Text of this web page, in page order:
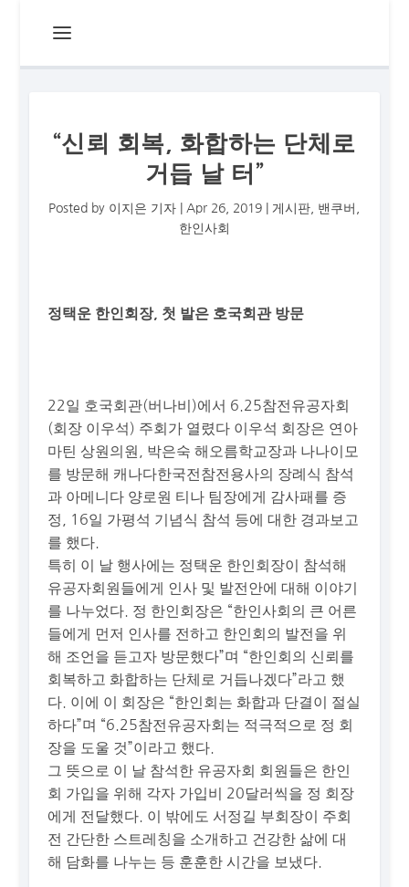
“신뢰 회복, 화합하는 단체로
거듭 날 터”
Posted by 이지은 기자 Apr 26, 2019 게시판 밴쿠버
한인사회
정택운 한인회장, 첫 발은 호국회관 방문
22일 호국회관(버나비)에서 6.25참전유공자회
(회장 이우석) 주회가 열렸다 이우석 회장은 연아
마틴 상원의원, 박은숙 해오름학교장과 나나이모
를 방문해 캐나다한국전참전용사의 장례식 참석
과 아메니다 양로원 티나 팀장에게 감사패를 증
정, 16일 가평석 기념식 참석 등에 대한 경과보고
를 했다.
특히 이 날 행사에는 정택운 한인회장이 참석해
유공자회원들에게 인사 및 발전안에 대해 이야기
를 나누었다. 정 한인회장은 “한인사회의 큰 어른
들에게 먼저 인사를 전하고 한인회의 발전을 위
해 조언을 듣고자 방문했다”며 “한인회의 신뢰를
회복하고 화합하는 단체로 거듭나겠다”라고 했
다. 이에 이 회장은 “한인회는 화합과 단결이 절실
하다”며 “6.25참전유공자회는 적극적으로 정 회
장을 도울 것”이라고 했다.
그 뜻으로 이 날 참석한 유공자회 회원들은 한인
회 가입을 위해 각자 가입비 20달러씩을 정 회장
에게 전달했다. 이 밖에도 서정길 부회장이 주회
전 간단한 스트레칭을 소개하고 건강한 삶에 대
해 담화를 나누는 등 훈훈한 시간을 보냈다.